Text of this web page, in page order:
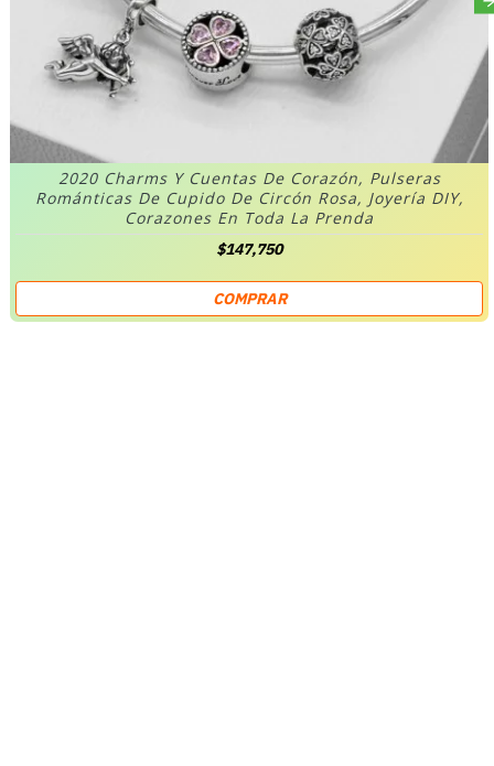
2020 Charms Y Cuentas De Corazón, Pulseras
Románticas De Cupido De Circón Rosa, Joyería DIY,
Corazones En Toda La Prenda
$147,750
COMPRAR